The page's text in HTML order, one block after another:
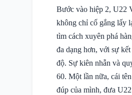
Bước vào hiệp 2, U22
không chỉ cố gắng lấy
tìm cách xuyên phá
đa dạng hơn, với sự
độ. Sự kiên nhẫn và
60. Một lần nữa, cái tên
đúp của mình, đưa